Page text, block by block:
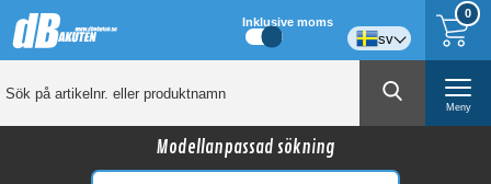
0
Inklusive moms
sv
Meny
Modellanpassad sökning